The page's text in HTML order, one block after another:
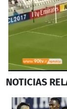
seconds
44
seconds
NOTICIAS